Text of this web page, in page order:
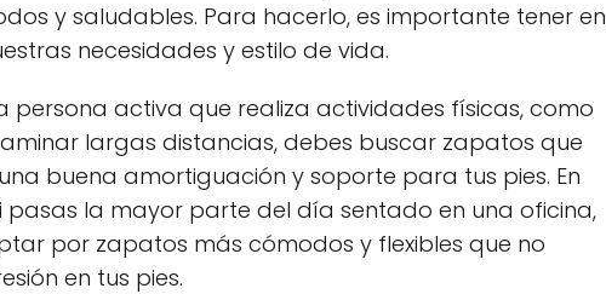
y saludables. Para hacerlo, es importante tener en
necesidades y estilo de vida.
persona activa que realiza actividades físicas, como
largas distancias, debes buscar zapatos que
buena amortiguación y soporte para tus pies. En
pasas la mayor parte del día sentado en una oficina,
por zapatos más cómodos y flexibles que no
en tus pies.